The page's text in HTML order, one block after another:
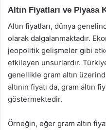
Altın Fiyatları ve Piyasa
Altın fiyatları, dünya
olarak dalgalanmaktadır.
jeopolitik gelişmeler gibi
etkileyen unsurlardır.
genellikle gram altın
altının fiyatı da, gram altın
göstermektedir.
Örneğin, eğer gram altın